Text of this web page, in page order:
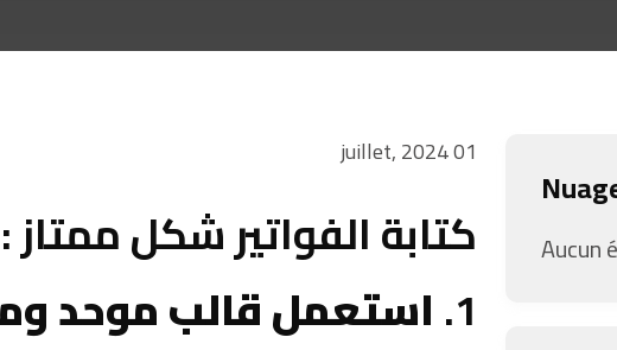
01 juillet, 2024
كتابة الفواتير شكل ممتاز :
1. استعمل قالب موحد
Aucun